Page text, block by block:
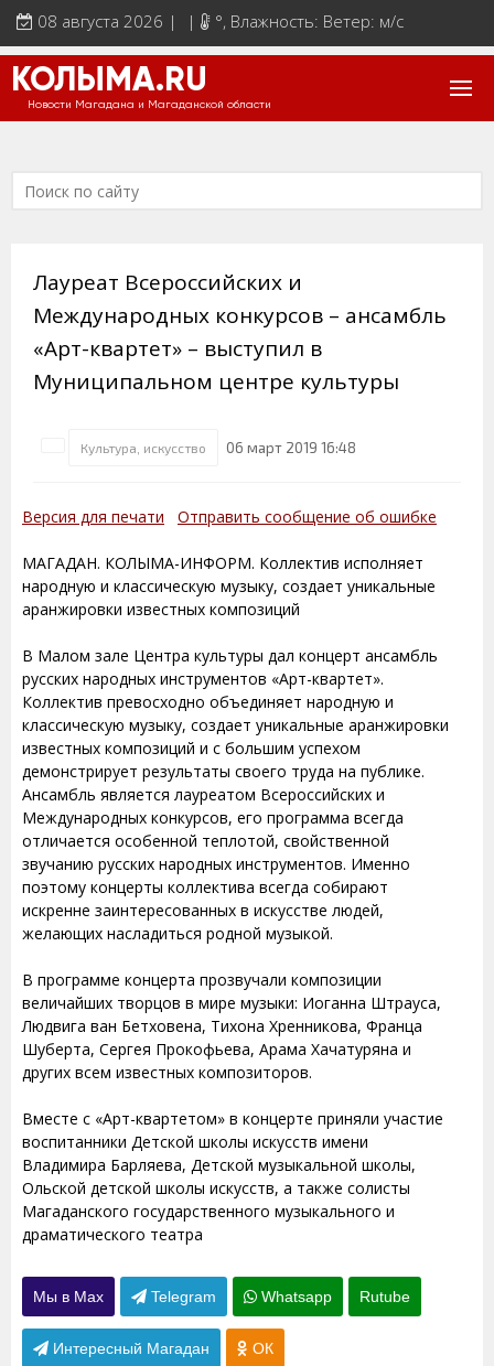
08 августа 2026 | | °, Влажность: Ветер: м/с
КОЛЫМА.RU
Новости Магадана и Магаданской области
Лауреат Всероссийских и
Международных конкурсов – ансамбль
«Арт-квартет» – выступил в
Муниципальном центре культуры
Культура, искусство 06 март 2019 16:48
Версия для печати Отправить сообщение об ошибке
МАГАДАН. КОЛЫМА-ИНФОРМ. Коллектив исполняет
народную и классическую музыку, создает уникальные
аранжировки известных композиций
В Малом зале Центра культуры дал концерт ансамбль
русских народных инструментов «Арт-квартет».
Коллектив превосходно объединяет народную и
классическую музыку, создает уникальные аранжировки
известных композиций и с большим успехом
демонстрирует результаты своего труда на публике.
Ансамбль является лауреатом Всероссийских и
Международных конкурсов, его программа всегда
отличается особенной теплотой, свойственной
звучанию русских народных инструментов. Именно
поэтому концерты коллектива всегда собирают
искренне заинтересованных в искусстве людей,
желающих насладиться родной музыкой.
В программе концерта прозвучали композиции
величайших творцов в мире музыки: Иоганна Штрауса,
Людвига ван Бетховена, Тихона Хренникова, Франца
Шуберта, Сергея Прокофьева, Арама Хачатуряна и
других всем известных композиторов.
Вместе с «Арт-квартетом» в концерте приняли участие
воспитанники Детской школы искусств имени
Владимира Барляева, Детской музыкальной школы,
Ольской детской школы искусств, а также солисты
Магаданского государственного музыкального и
драматического театра
Мы в Max Telegram Whatsapp Rutube
Интересный Магадан ОК